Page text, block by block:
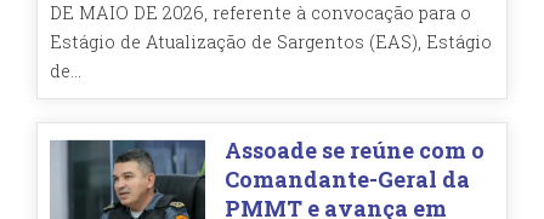
DE MAIO DE 2026, referente à convocação para o
Estágio de Atualização de Sargentos (EAS), Estágio
de...
Assoade se reúne com o
Comandante-Geral da
PMMT e avança em